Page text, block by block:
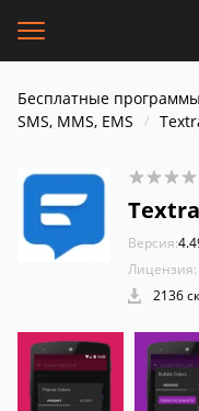
Бесплатные программы
SMS, MMS, EMS
Textra
Версия:
Лицензия:
2136